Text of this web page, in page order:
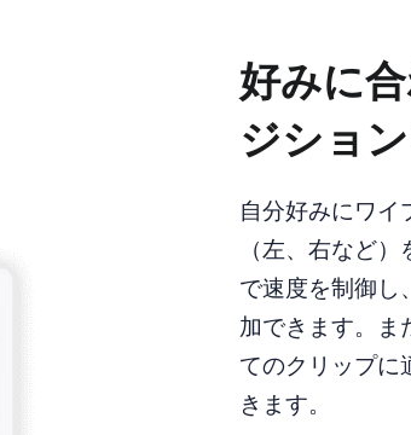
好みに
ジショ
自分好みにワイ
（左、右など
で速度を制御し
加できます。ま
てのクリップに
きます。